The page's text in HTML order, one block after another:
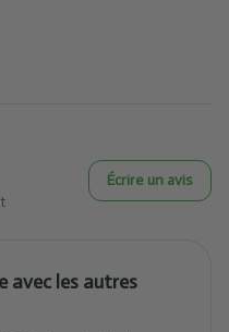
Écrire un avis
avec les autres